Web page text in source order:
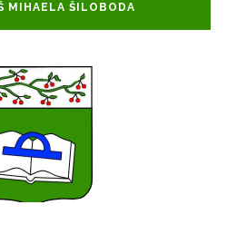
MIHAELA ŠILOBODA